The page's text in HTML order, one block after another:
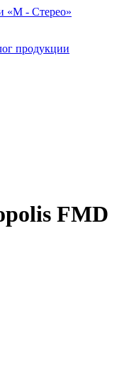
продукции
FMD